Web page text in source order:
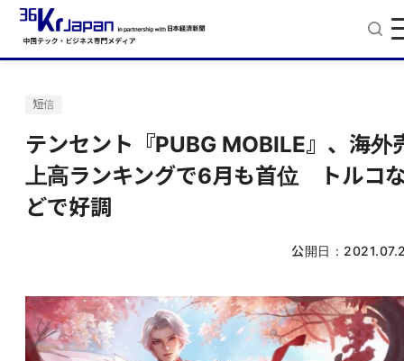
短信
テンセント『PUBG MOBILE』、海外
上高ランキングで6月も首位 トルコ
どで好調
公開日：